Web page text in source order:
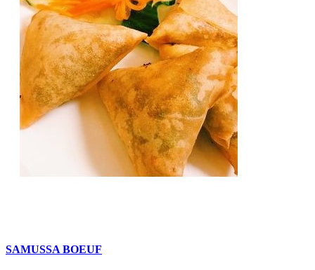
SAMUSSA BOEUF